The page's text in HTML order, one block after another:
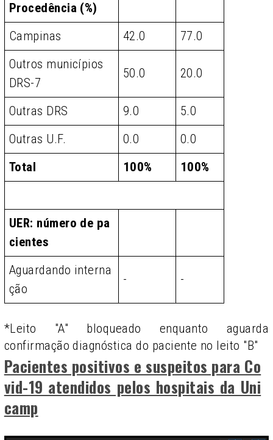
Procedência (%)
Campinas
42.0
77.0
Outros municípios
DRS-7
50.0 20.0
Outras DRS 9.0
5.0
Outras U.F.
0.0
0.0
Total
100% 100%
UER: número de pa
cientes
Aguardando interna
ção
- -
*Leito "A" bloqueado enquanto aguarda
confirmação diagnóstica do paciente no leito "B"
Pacientes positivos e suspeitos para Co
vid-19 atendidos pelos hospitais da Uni
camp